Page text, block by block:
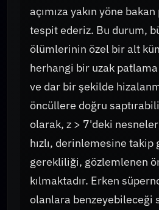
açımıza yakın yöne
tespit ederiz. Bu durum,
ölümlerinin özel bir alt
herhangi bir uzak
ve dar bir şekilde
öncüllere doğru
olarak, z > 7'deki
hızlı, derinlemesine takip
gerekliliği, gözlemlenen
kılmaktadır. Erken
olanlara benzeyebileceği